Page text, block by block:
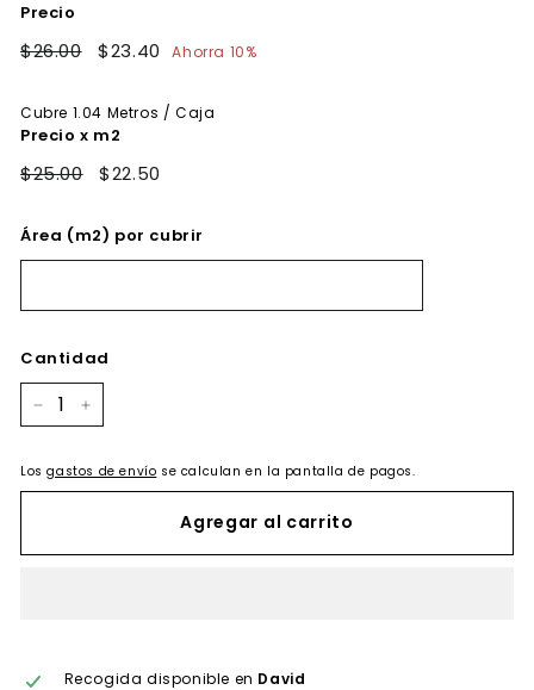
Precio
Precio
$26.00$26.00
Precio
$23.40 $23.40
Ahorra 10%
Cubre 1.04 Metros / Caja
Precio x m2
$25.00 $22.50
Área (m2) por cubrir
Cantidad
Losgastos de envío se calculan en la pantalla de pagos.
Agregar al carrito
Recogida disponible en David